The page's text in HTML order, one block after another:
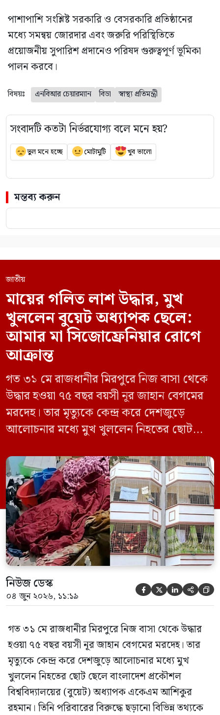
পাশাপাশি সংশ্লিষ্ট সরকারি ও বেসরকারি প্রতিষ্ঠানের
মধ্যে সমন্বয় জোরদার এবং জরুরি পরিস্থিতিতে
প্রয়োজনীয় সুপারিশ প্রদানেও পরিষদ গুরুত্বপূর্ণ ভূমিকা
পালন করবে।
বিষয়ঃ এনবিআর চেয়ারম্যান বিডা স্বাস্থ্য প্রতিমন্ত্রী
সংবাদটি কতটা নির্ভরযোগ্য বলে মনে হয়?
ভুল মনে হচ্ছে মোটামুটি খুব ভালো
মন্তব্য করুন
জাতীয়
মায়ের গলিত লাশ উদ্ধার, মুখ
খুললেন বুয়েট অধ্যাপক ছেলে:
আমার মা সিজোফ্রেনিয়ার রোগে
আক্রান্ত
গত ৩১ মে রাজধানীর মিরপুরে নিজ বাসা থেকে
উদ্ধার হওয়া ৭৫ বছর বয়সী নূর জাহান বেগমের
মরদেহ। তার মৃত্যুকে কেন্দ্র করে দেশজুড়ে
আলোচনার মধ্যে মুখ খুললেন নিহতের ছোট
(বুয়েট) অধ্যাপক একেএম আশিকুর রহমান।
তিনি পরিবারের বিরুদ্ধে ছড়ানো বিভিন্ন তথ্যকে
মিথ্যা বলে দাবি করেছেন। বুধবার (৩ জুন)
গণমাধ্যমে দেওয়া বক্তব্যে তিনি এই […]
নিউজ ডেস্ক
০৪ জুন ২০২৬, ১১:১৯     
গত ৩১ মে রাজধানীর মিরপুরে নিজ বাসা থেকে উদ্ধার
হওয়া ৭৫ বছর বয়সী নূর জাহান বেগমের মরদেহ। তার
মৃত্যুকে কেন্দ্র করে দেশজুড়ে আলোচনার মধ্যে মুখ
খুললেন নিহতের ছোট ছেলে বাংলাদেশ প্রকৌশল
বিশ্ববিদ্যালয়ের (বুয়েট) অধ্যাপক একেএম আশিকুর
রহমান। তিনি পরিবারের বিরুদ্ধে ছড়ানো বিভিন্ন তথ্যকে